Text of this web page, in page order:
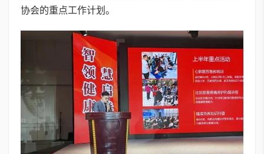
协会的重点工作计划。